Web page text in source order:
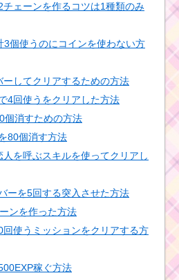
ェーンを作るコツは1種類のみ
3個使うのにコインを使わない方
してクリアするための方法
4回使うをクリアした方法
個消すための方法
80個消す方法
を呼ぶスキルを使ってクリアし
ーを5回する突入させた方法
ンを作った方法
回使うミッションをクリアする方
稼ぐ方法